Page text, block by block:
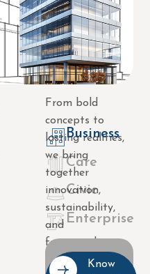
Business
Care
Civic
Enterprise
From bold
concepts to
lasting realities,
we bring
together
innovation,
sustainability,
and
functionality.
Know